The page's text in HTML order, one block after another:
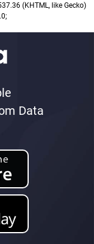
Data
(KHTML, like Gecko)